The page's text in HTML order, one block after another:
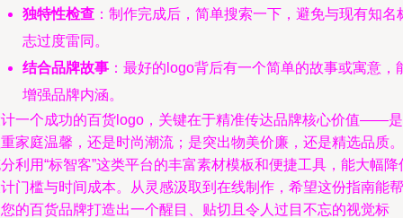
独特性检查 ：制作完成后，简单搜索一下，避免与现有知名
志过度雷同。
结合品牌故事 ：最好的logo背后有一个简单的故事或寓意，
增强品牌内涵。
一个成功的百货logo，关键在于精准传达品牌核心价值——是
家庭温馨，还是时尚潮流；是突出物美价廉，还是精选品质。
利用“标智客”这类平台的丰富素材模板和便捷工具，能大幅降
门槛与时间成本。从灵感汲取到在线制作，希望这份指南能帮
的百货品牌打造出一个醒目、贴切且令人过目不忘的视觉标